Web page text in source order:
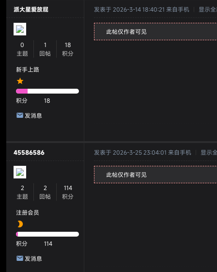
派大星爱放屁
0
主题
1
回帖
18
积分
新手上路
积分
18
发消息
发表于 2026-3-14 18:40:21 来自手机 显示
此帖仅作者可见
45586586
2
主题
2
回帖
114
积分
注册会员
积分
114
发消息
发表于 2026-3-25 23:04:01 来自手机 显示
此帖仅作者可见